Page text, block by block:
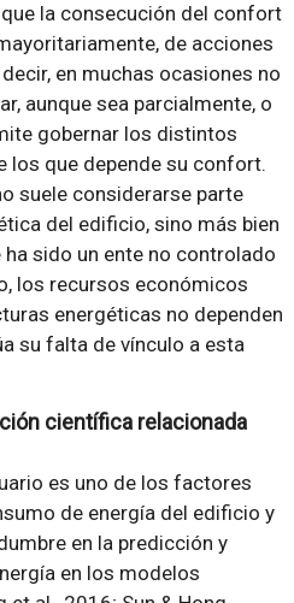
la consecución del confort
de acciones
en muchas ocasiones no
aunque sea parcialmente, o
gobernar los distintos
los que depende su confort.
suele considerarse parte
del edificio, sino más bien
sido un ente no controlado
los recursos económicos
energéticas no dependen
su falta de vínculo a esta
científica relacionada
es uno de los factores
de energía del edificio y
en la predicción y
en los modelos